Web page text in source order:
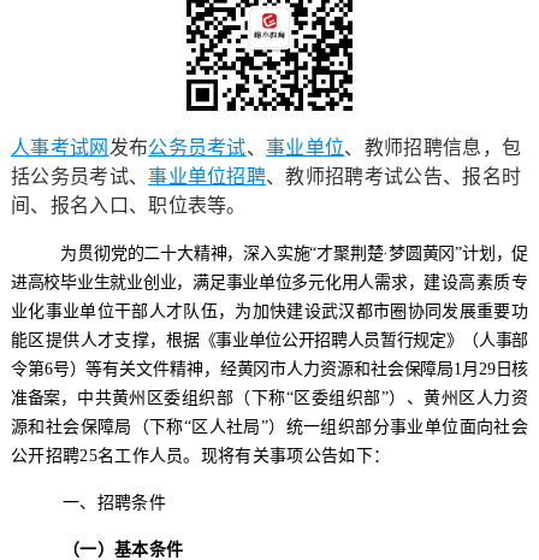
人事考试网 发布公务员考试、事业单位、教师招聘信息，包
括公务员考试、事业单位招聘、教师招聘考试公告、报名时
间、报名入口、职位表等。
为贯彻党的二十大精神，深入实施“才聚荆楚·梦圆黄冈”计划，促
进高校毕业生就业创业，满足事业单位多元化用人需求， 建设高素质专
业化事业单位干部人才队伍， 为加快建设武汉都市圈协同发展重要功
能区 提供人才支撑，根据《事业单位公开招聘人员暂行规定》（人事部
令第6号）等有关文件精神， 经黄冈市人力资源和社会保障局1月29日核
准备案， 中共黄州区委组织部（下称“区委组织部”）、黄州区人力资
源和社会保障局（下称“区人社局”）统一组织部分事业单位面向社会
公开招聘25名工作人员。现将有关事项公告如下：
一、 招聘条件
（一）基本条件